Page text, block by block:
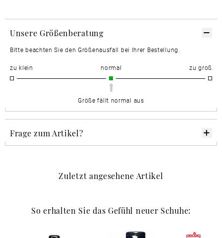
Unsere Größenberatung
Bitte beachten Sie den Größenausfall bei Ihrer Bestellung.
zu klein normal zu groß
Größe fällt normal aus
Frage zum Artikel?
Zuletzt angesehene Artikel
So erhalten Sie das Gefühl neuer Schuhe: